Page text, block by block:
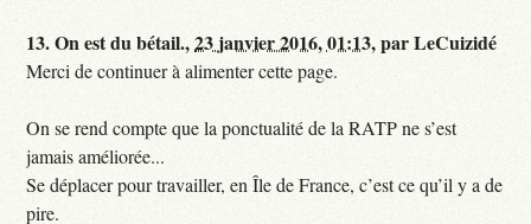
13.On est du bétail.,23 janvier 2016, 01:13,parLeCuizidé
Merci de continuer à alimenter cette page.
On se rend compte que la ponctualité de la RATP ne s’est
jamais améliorée...
Se déplacer pour travailler, en Île de France, c’est ce qu’il y a de
pire.